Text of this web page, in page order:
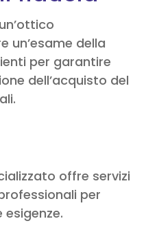
un’esame della
per garantire
dell’acquisto del
offre servizi
per